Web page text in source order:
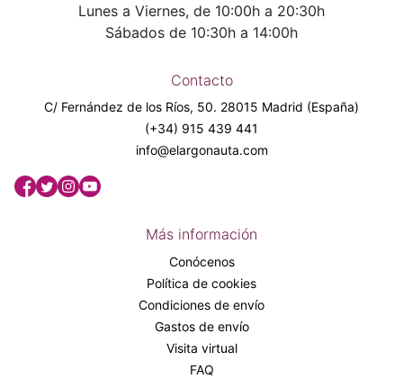
Lunes a Viernes, de 10:00h a 20:30h
Sábados de 10:30h a 14:00h
Contacto
C/ Fernández de los Ríos, 50. 28015 Madrid (España)
(+34) 915 439 441
info@elargonauta.com
Más información
Conócenos
Política de cookies
Condiciones de envío
Gastos de envío
Visita virtual
FAQ